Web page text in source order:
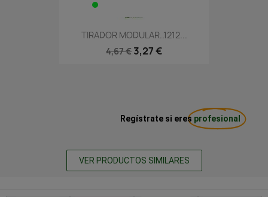
TIRADOR MODULAR..1212...
4,67 € 3,27 €
Regístrate si eres profesional
VER PRODUCTOS SIMILARES